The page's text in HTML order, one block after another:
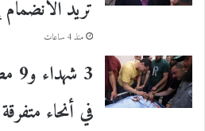
تريد الانضمام
منذ 4 ساعات
3
في أنحاء